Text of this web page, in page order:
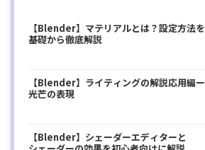
【Blender】マテリアルとは？設定方法を
基礎から徹底解説
【Blender】ライティングの解説応用編ー
光芒の表現
【Blender】シェーダーエディターと